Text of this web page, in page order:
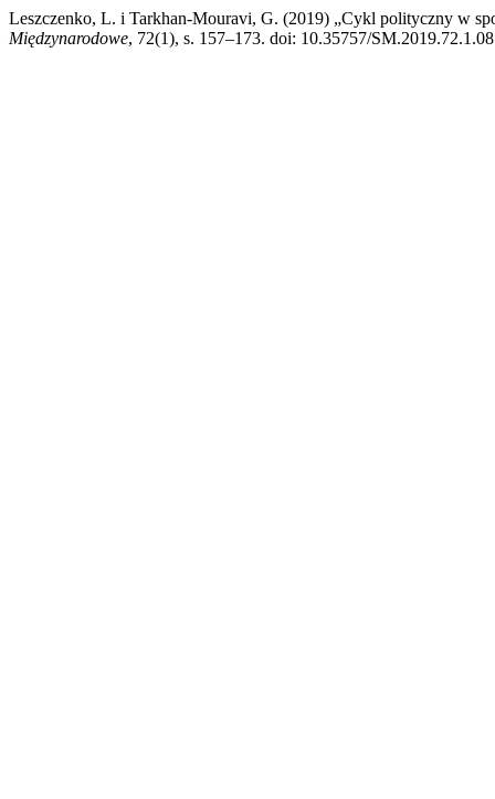
Leszczenko, L. i Tarkhan-Mouravi, G. (2019) „Cykl polityczny w
Międzynarodowe, 72(1), s. 157–173. doi: 10.35757/